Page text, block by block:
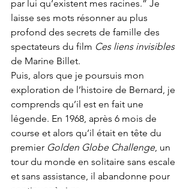
par lui qu’existent mes racines.” Je
laisse ses mots résonner au plus
profond des secrets de famille des
spectateurs du film Ces liens invisibles
de Marine Billet.
Puis, alors que je poursuis mon
exploration de l’histoire de Bernard, je
comprends qu’il est en fait une
légende. En 1968, après 6 mois de
course et alors qu’il était en tête du
premier Golden Globe Challenge, un
tour du monde en solitaire sans escale
et sans assistance, il abandonne pour